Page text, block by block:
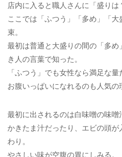
店内に入ると職人さんに「盛りは
ここでは「ふつう」「多め」「
束。
最初は普通と大盛りの間の「多
き人の言葉で知った。
「ふつう」でも女性なら満足な
お腹いっぱいになれるのも人気の
最初に出されるのは白味噌の味噌
かきたま汁だったり、エビの頭
わり。
やさしい味が空腹の胃にしみる。